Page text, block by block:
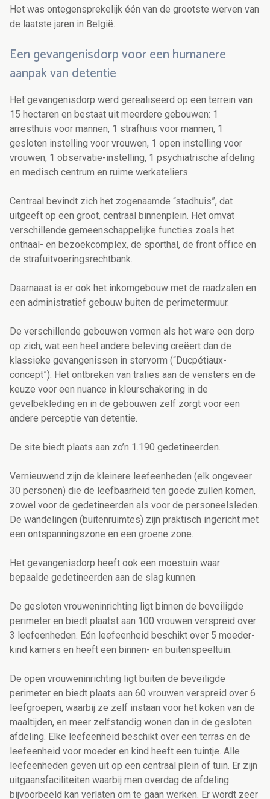
Het was ontegensprekelijk één van de grootste werven van
de laatste jaren in België.
Een gevangenisdorp voor een humanere
aanpak van detentie
Het gevangenisdorp werd gerealiseerd op een terrein van
15 hectaren en bestaat uit meerdere gebouwen: 1
arresthuis voor mannen, 1 strafhuis voor mannen, 1
gesloten instelling voor vrouwen, 1 open instelling voor
vrouwen, 1 observatie-instelling, 1 psychiatrische afdeling
en medisch centrum en ruime werkateliers.
Centraal bevindt zich het zogenaamde “stadhuis”, dat
uitgeeft op een groot, centraal binnenplein. Het omvat
verschillende gemeenschappelijke functies zoals het
onthaal- en bezoekcomplex, de sporthal, de front office en
de strafuitvoeringsrechtbank.
Daarnaast is er ook het inkomgebouw met de raadzalen en
een administratief gebouw buiten de perimetermuur.
De verschillende gebouwen vormen als het ware een dorp
op zich, wat een heel andere beleving creëert dan de
klassieke gevangenissen in stervorm (“Ducpétiaux-
concept”). Het ontbreken van tralies aan de vensters en de
keuze voor een nuance in kleurschakering in de
gevelbekleding en in de gebouwen zelf zorgt voor een
andere perceptie van detentie.
De site biedt plaats aan zo’n 1.190 gedetineerden.
Vernieuwend zijn de kleinere leefeenheden (elk ongeveer
30 personen) die de leefbaarheid ten goede zullen komen,
zowel voor de gedetineerden als voor de personeelsleden.
De wandelingen (buitenruimtes) zijn praktisch ingericht met
een ontspanningszone en een groene zone.
Het gevangenisdorp heeft ook een moestuin waar
bepaalde gedetineerden aan de slag kunnen.
De gesloten vrouweninrichting ligt binnen de beveiligde
perimeter en biedt plaatst aan 100 vrouwen verspreid over
3 leefeenheden. Eén leefeenheid beschikt over 5 moeder-
kind kamers en heeft een binnen- en buitenspeeltuin.
De open vrouweninrichting ligt buiten de beveiligde
perimeter en biedt plaats aan 60 vrouwen verspreid over 6
leefgroepen, waarbij ze zelf instaan voor het koken van de
maaltijden, en meer zelfstandig wonen dan in de gesloten
afdeling. Elke leefeenheid beschikt over een terras en de
leefeenheid voor moeder en kind heeft een tuintje. Alle
leefeenheden geven uit op een centraal plein of tuin. Er zijn
uitgaansfaciliteiten waarbij men overdag de afdeling
bijvoorbeeld kan verlaten om te gaan werken. Er wordt zeer